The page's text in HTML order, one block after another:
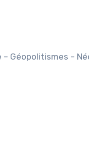
Géopolitismes –